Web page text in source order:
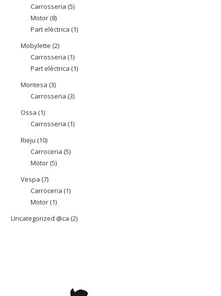
productes
Carrosseria 55
Motor 88
productes
Part elèctrica 11
Mobylette 22
productes
Carrosseria 11
producte
Part elèctrica 11
Montesa 33
productes
Carrosseria 33
Ossa 11
producte
Carrosseria 11
Rieju 1010
productes
Carroceria 55
Motor 55
Vespa 77
productes
Carroceria 11
Motor 11
producte
Uncategorized @ca 22